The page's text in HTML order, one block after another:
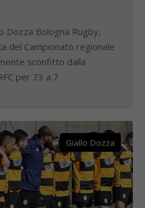
Dozza Bologna Rugby,
del Campionato regionale
sconfitto dalla
per 73 a 7
Giallo Dozza